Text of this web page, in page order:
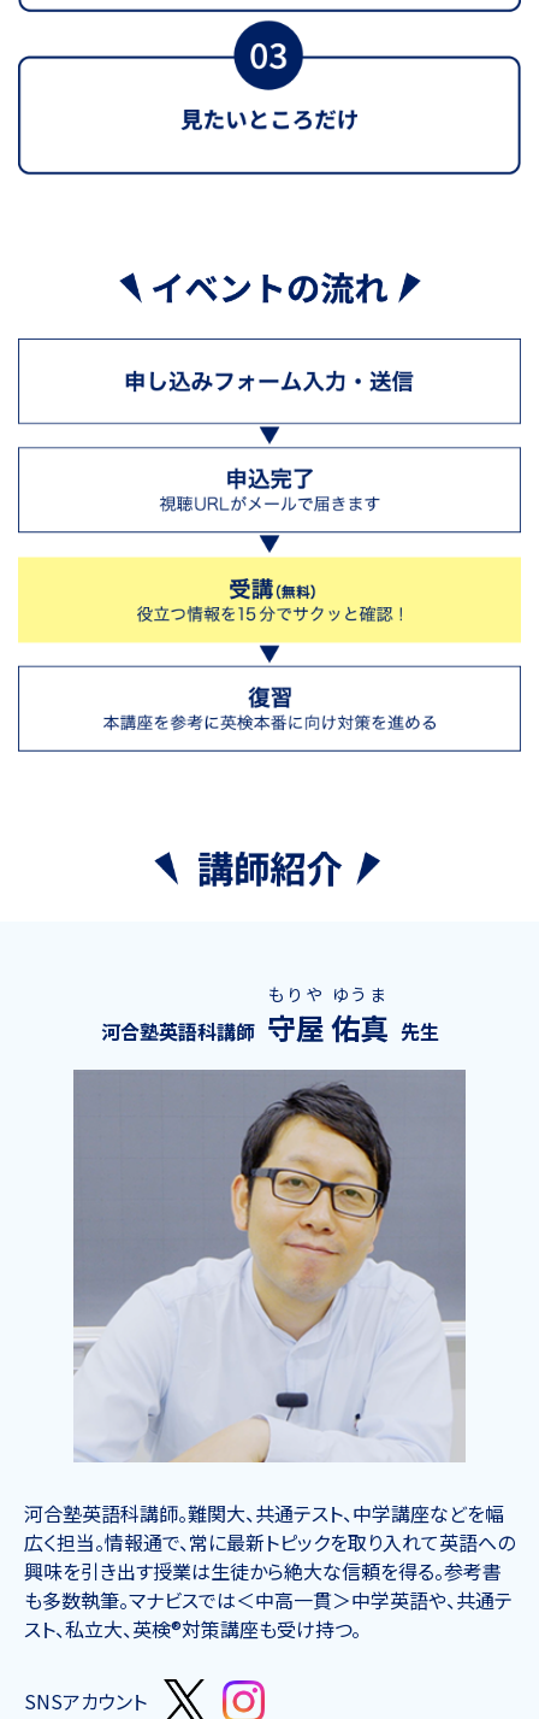
河合塾英語科講師 守屋 佑真
もりや ゆうま
先生
河合塾英語科講師。難関大、共通テスト、中学講座などを幅
広く担当。情報通で、常に最新トピックを取り入れて英語への
興味を引き出す授業は生徒から絶大な信頼を得る。参考書
も多数執筆。マナビスでは＜中高一貫＞中学英語や、共通テ
スト、私立大、英検®対策講座も受け持つ。
SNSアカウント